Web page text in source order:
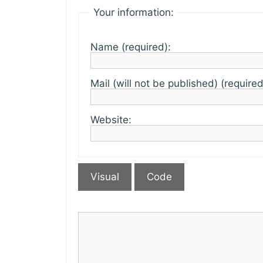
Your information:
Name (required):
Mail (will not be published)
Website:
Visual Code